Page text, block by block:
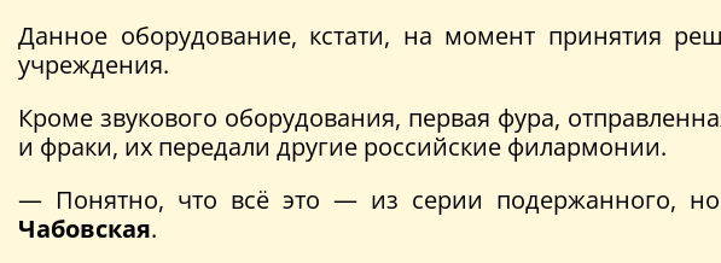
Данное оборудование, кстати, на момент принятия
учреждения.
Кроме звукового оборудования, первая фура,
и фраки, их передали другие российские филармонии.
— Понятно, что всё это — из серии подержанного,
Чабовская.